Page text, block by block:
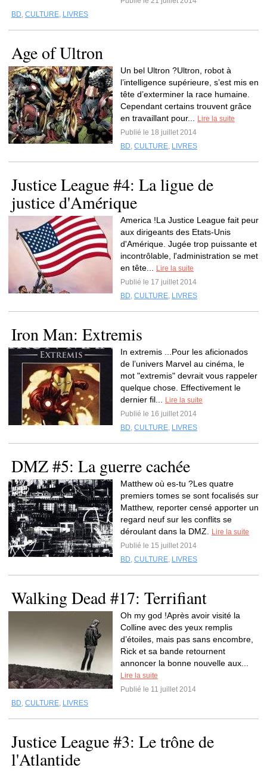
BD, CULTURE, LIVRES
Age of Ultron
Un bel Ultron ?Ultron, robot à
l’intelligence supérieure, s’est mis en
tête d’exterminer la race humaine.
Cependant certains trouvent grâce
en travaillant pour...
Lire la suite
Publié le 18 juillet 2014
BD, CULTURE, LIVRES
Justice League #4: La ligue de
justice d'Amérique
America !La Justice League fait peur
aux dirigeants des Etats-Unis
d'Amérique. Jugée trop puissante et
incontrôlable, l'administration se met
en tête...
Lire la suite
Publié le 17 juillet 2014
BD, CULTURE, LIVRES
Iron Man: Extremis
In extremis ...Pour les aficionados
de l’univers Marvel au cinéma, le
mot "extremis" devrait vous rappeler
quelque chose. Effectivement le
dernier fil...
Lire la suite
Publié le 16 juillet 2014
BD, CULTURE, LIVRES
DMZ #5: La guerre cachée
Matthew où es-tu ?Les quatre
premiers tomes se sont focalisés sur
Matthew, reporter censé apporter un
regard neuf sur les conflits se
déroulant dans la DMZ.
Lire la suite
Publié le 15 juillet 2014
BD, CULTURE, LIVRES
Walking Dead #17: Terrifiant
Oh my god !Après avoir visité la
Colline avec des yeux remplis
d’étoiles, mais pas sans encombre,
Rick et sa bande retournent
annoncer la bonne nouvelle aux...
Lire la suite
Publié le 11 juillet 2014
BD, CULTURE, LIVRES
Justice League #3: Le trône de
l'Atlantide